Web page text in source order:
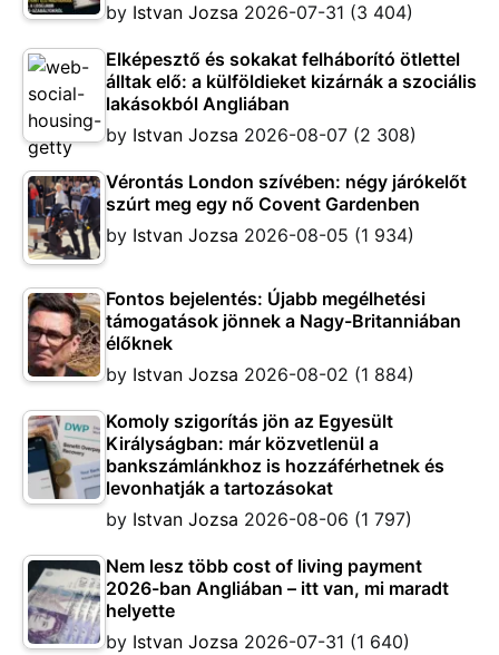
by Istvan Jozsa 2026-07-31 (3 404)
Elképesztő és sokakat felháborító ötlettel
álltak elő: a külföldieket kizárnák a szociális
lakásokból Angliában
by Istvan Jozsa 2026-08-07 (2 308)
Vérontás London szívében: négy járókelőt
szúrt meg egy nő Covent Gardenben
by Istvan Jozsa 2026-08-05 (1 934)
Fontos bejelentés: Újabb megélhetési
támogatások jönnek a Nagy-Britanniában
élőknek
by Istvan Jozsa 2026-08-02 (1 884)
Komoly szigorítás jön az Egyesült
Királyságban: már közvetlenül a
bankszámlánkhoz is hozzáférhetnek és
levonhatják a tartozásokat
by Istvan Jozsa 2026-08-06 (1 797)
Nem lesz több cost of living payment
2026-ban Angliában – itt van, mi maradt
helyette
by Istvan Jozsa 2026-07-31 (1 640)